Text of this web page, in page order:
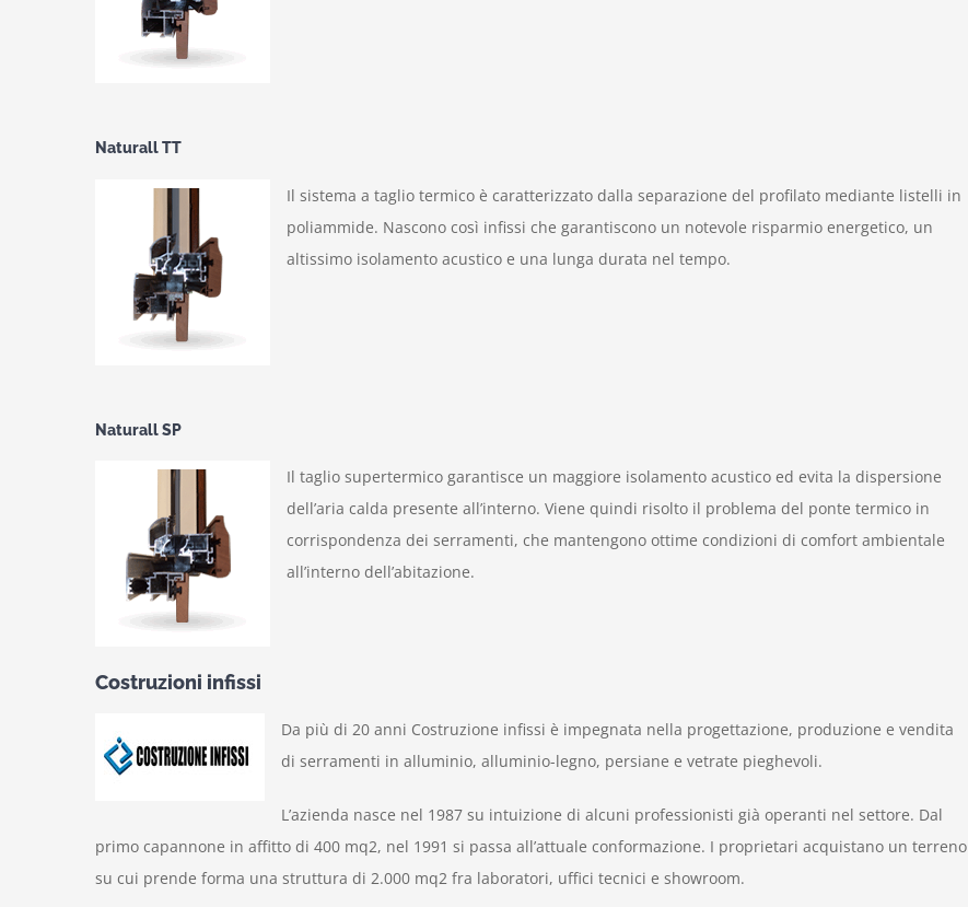
Naturall TT
Il sistema a taglio termico è caratterizzato dalla separazione del profilato mediante listelli in
poliammide. Nascono così infissi che garantiscono un notevole risparmio energetico, un
altissimo isolamento acustico e una lunga durata nel tempo.
Naturall SP
Il taglio supertermico garantisce un maggiore isolamento acustico ed evita la dispersione
dell’aria calda presente all’interno. Viene quindi risolto il problema del ponte termico in
corrispondenza dei serramenti, che mantengono ottime condizioni di comfort ambientale
all’interno dell’abitazione.
Costruzioni infissi
Da più di 20 anni Costruzione infissi è impegnata nella progettazione, produzione e vendita
di serramenti in alluminio, alluminio-legno, persiane e vetrate pieghevoli.
L’azienda nasce nel 1987 su intuizione di alcuni professionisti già operanti nel settore. Dal
primo capannone in affitto di 400 mq2, nel 1991 si passa all’attuale conformazione. I proprietari acquistano un terreno
su cui prende forma una struttura di 2.000 mq2 fra laboratori, uffici tecnici e showroom.